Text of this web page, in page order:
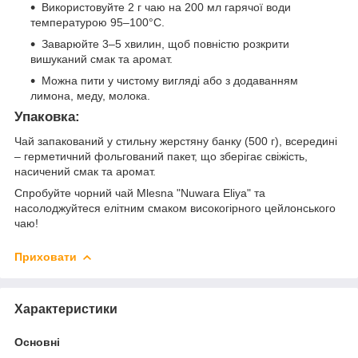
Використовуйте 2 г чаю на 200 мл гарячої води
температурою 95–100°C.
Заварюйте 3–5 хвилин, щоб повністю розкрити
вишуканий смак та аромат.
Можна пити у чистому вигляді або з додаванням
лимона, меду, молока.
Упаковка:
Чай запакований у стильну жерстяну банку (500 г), всередині
– герметичний фольгований пакет, що зберігає свіжість,
насичений смак та аромат.
Спробуйте чорний чай Mlesna "Nuwara Eliya" та
насолоджуйтеся елітним смаком високогірного цейлонського
чаю!
Приховати
Характеристики
Основні